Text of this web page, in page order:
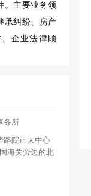
。主要业务领
承纠纷、房产
企业法律顾
务所
路院正大中心
海关旁边的北